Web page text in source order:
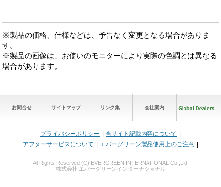
※製品の価格、仕様などは、予告なく変更となる場合がありま
す。
※製品の画像は、お使いのモニターにより実際の色調とは異なる
場合があります。
お問合せ サイトマップ リンク集 会社案内
プライバシーポリシー
当サイト記載内容について
アフターサービスについて
エバーグリーン製品使用上のご注意
All Rights Reserved (C) EVERGREEN INTERNATIONAL Co.,Ltd.
株式会社 エバーグリーンインターナショナル